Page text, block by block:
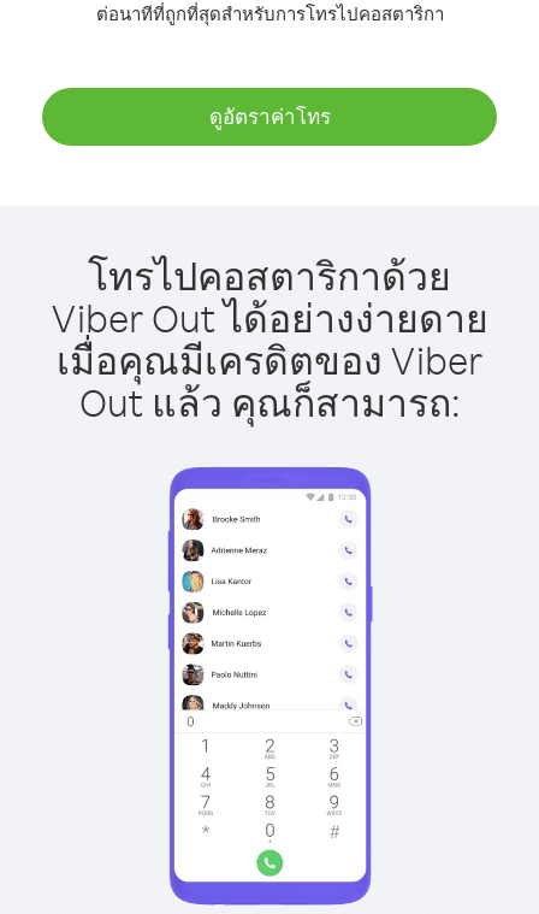
ต่อนาทีที่ถูกที่สุดสำหรับการโทรไปคอสตาริกา
ดูอัตราค่าโทร
โทรไปคอสตาริกาด้วย
Viber Out ได้อย่างง่ายดาย
เมื่อคุณมีเครดิตของ Viber
Out แล้ว คุณก็สามารถ: